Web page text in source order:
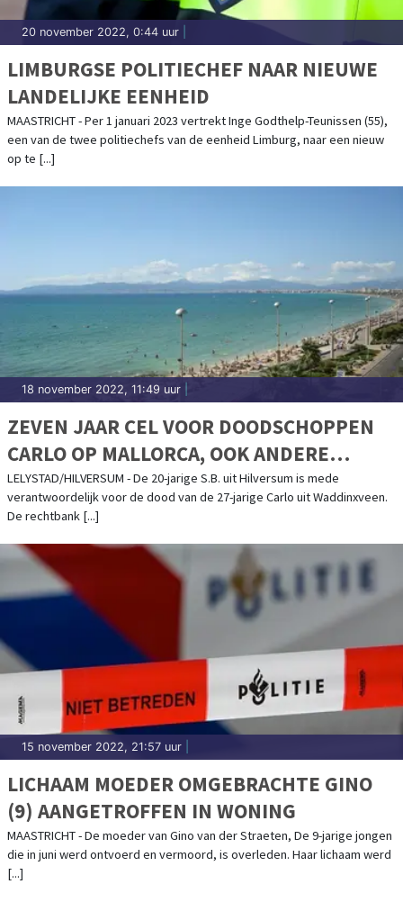
20 november 2022, 0:44 uur
LIMBURGSE POLITIECHEF NAAR NIEUWE
LANDELIJKE EENHEID
MAASTRICHT - Per 1 januari 2023 vertrekt Inge Godthelp-Teunissen (55),
een van de twee politiechefs van de eenheid Limburg, naar een nieuw
op te [...]
18 november 2022, 11:49 uur
ZEVEN JAAR CEL VOOR DOODSCHOPPEN
CARLO OP MALLORCA, OOK ANDERE
VERDACHTEN VEROORDEELD TOT
JARENLANGE CELSTRAFFEN
LELYSTAD/HILVERSUM - De 20-jarige S.B. uit Hilversum is mede
verantwoordelijk voor de dood van de 27-jarige Carlo uit Waddinxveen.
De rechtbank [...]
15 november 2022, 21:57 uur
LICHAAM MOEDER OMGEBRACHTE GINO
(9) AANGETROFFEN IN WONING
MAASTRICHT - De moeder van Gino van der Straeten, De 9-jarige jongen
die in juni werd ontvoerd en vermoord, is overleden. Haar lichaam werd
[...]